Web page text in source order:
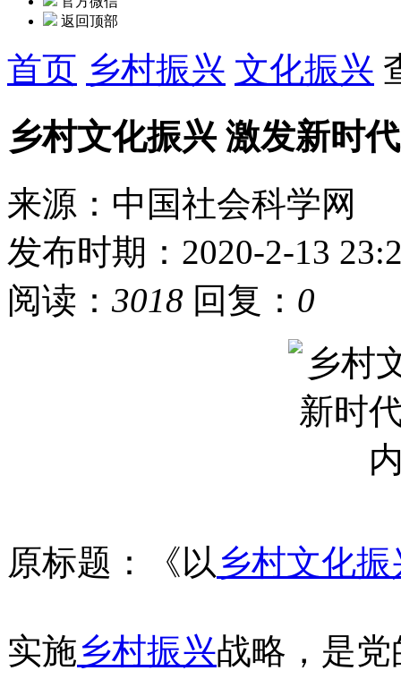
返回顶部
首页 乡村振兴 文化振兴
乡村文化振兴 激发新时
来源：中国社会科学网
发布时期：2020-2-13
阅读： 3018 回复： 0
原标题：《以 乡村文化振
实施乡村振兴战略，是